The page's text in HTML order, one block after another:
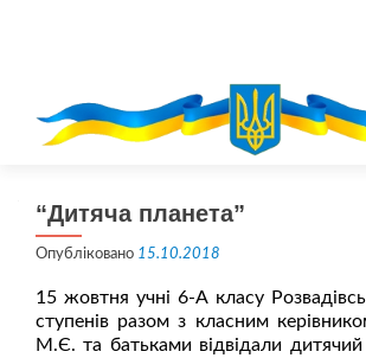
“Дитяча планета”
Опубліковано 15.10.2018
15 жовтня учні 6-А класу
ступенів разом з класним
М.Є. та батьками відвідали